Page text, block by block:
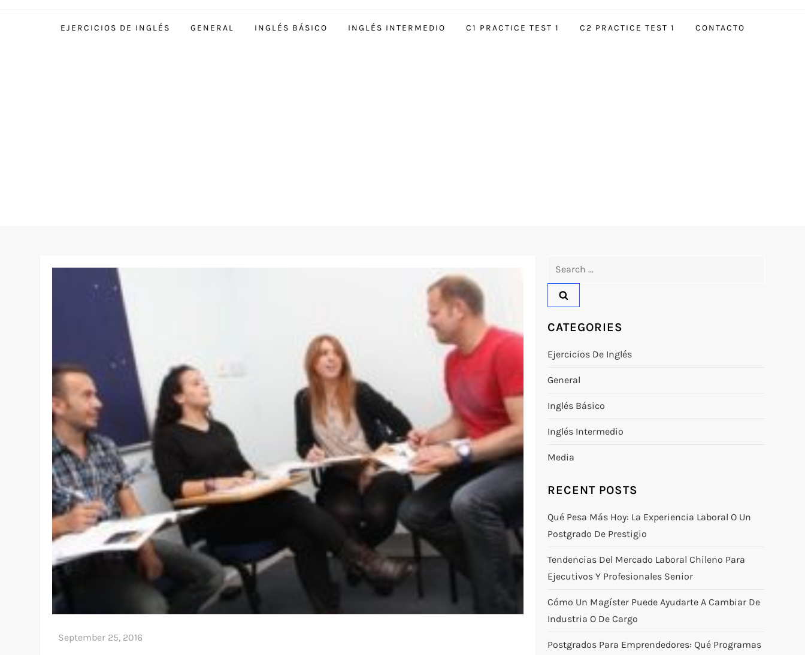
EJERCICIOS DE INGLÉS GENERAL INGLÉS BÁSICO INGLÉS INTERMEDIO C1 PRACTICE TEST 1 C2 PRACTICE TEST 1 CONTACTO
CATEGORIES
Ejercicios De Inglés
General
Inglés Básico
Inglés Intermedio
Media
RECENT POSTS
Qué Pesa Más Hoy: La Experiencia Laboral O Un
Postgrado De Prestigio
Tendencias Del Mercado Laboral Chileno Para
Ejecutivos Y Profesionales Senior
Cómo Un Magíster Puede Ayudarte A Cambiar De
Industria O De Cargo
Postgrados Para Emprendedores: Qué Programas